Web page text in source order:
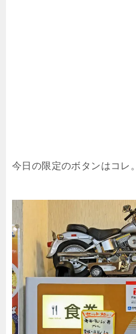
今日の限定のボタンはコレ。